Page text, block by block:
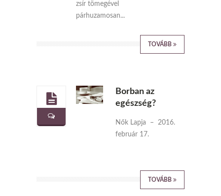
zsír tömegével
párhuzamosan...
TOVÁBB
Borban az
egészség?
Nők Lapja – 2016.
február 17.
TOVÁBB